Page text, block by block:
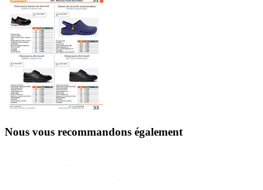
Nous vous recommandons également